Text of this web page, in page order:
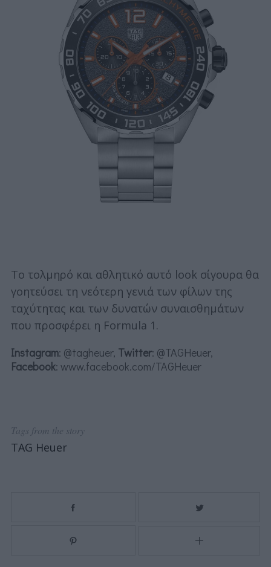
Το τολμηρό και αθλητικό αυτό look σίγουρα θα
γοητεύσει τη νεότερη γενιά των φίλων της
ταχύτητας και των δυνατών συναισθημάτων
που προσφέρει η Formula 1.
Instagram: @tagheuer, Twitter: @TAGHeuer,
Facebook: www.facebook.com/TAGHeuer
Tags from the story
TAG Heuer